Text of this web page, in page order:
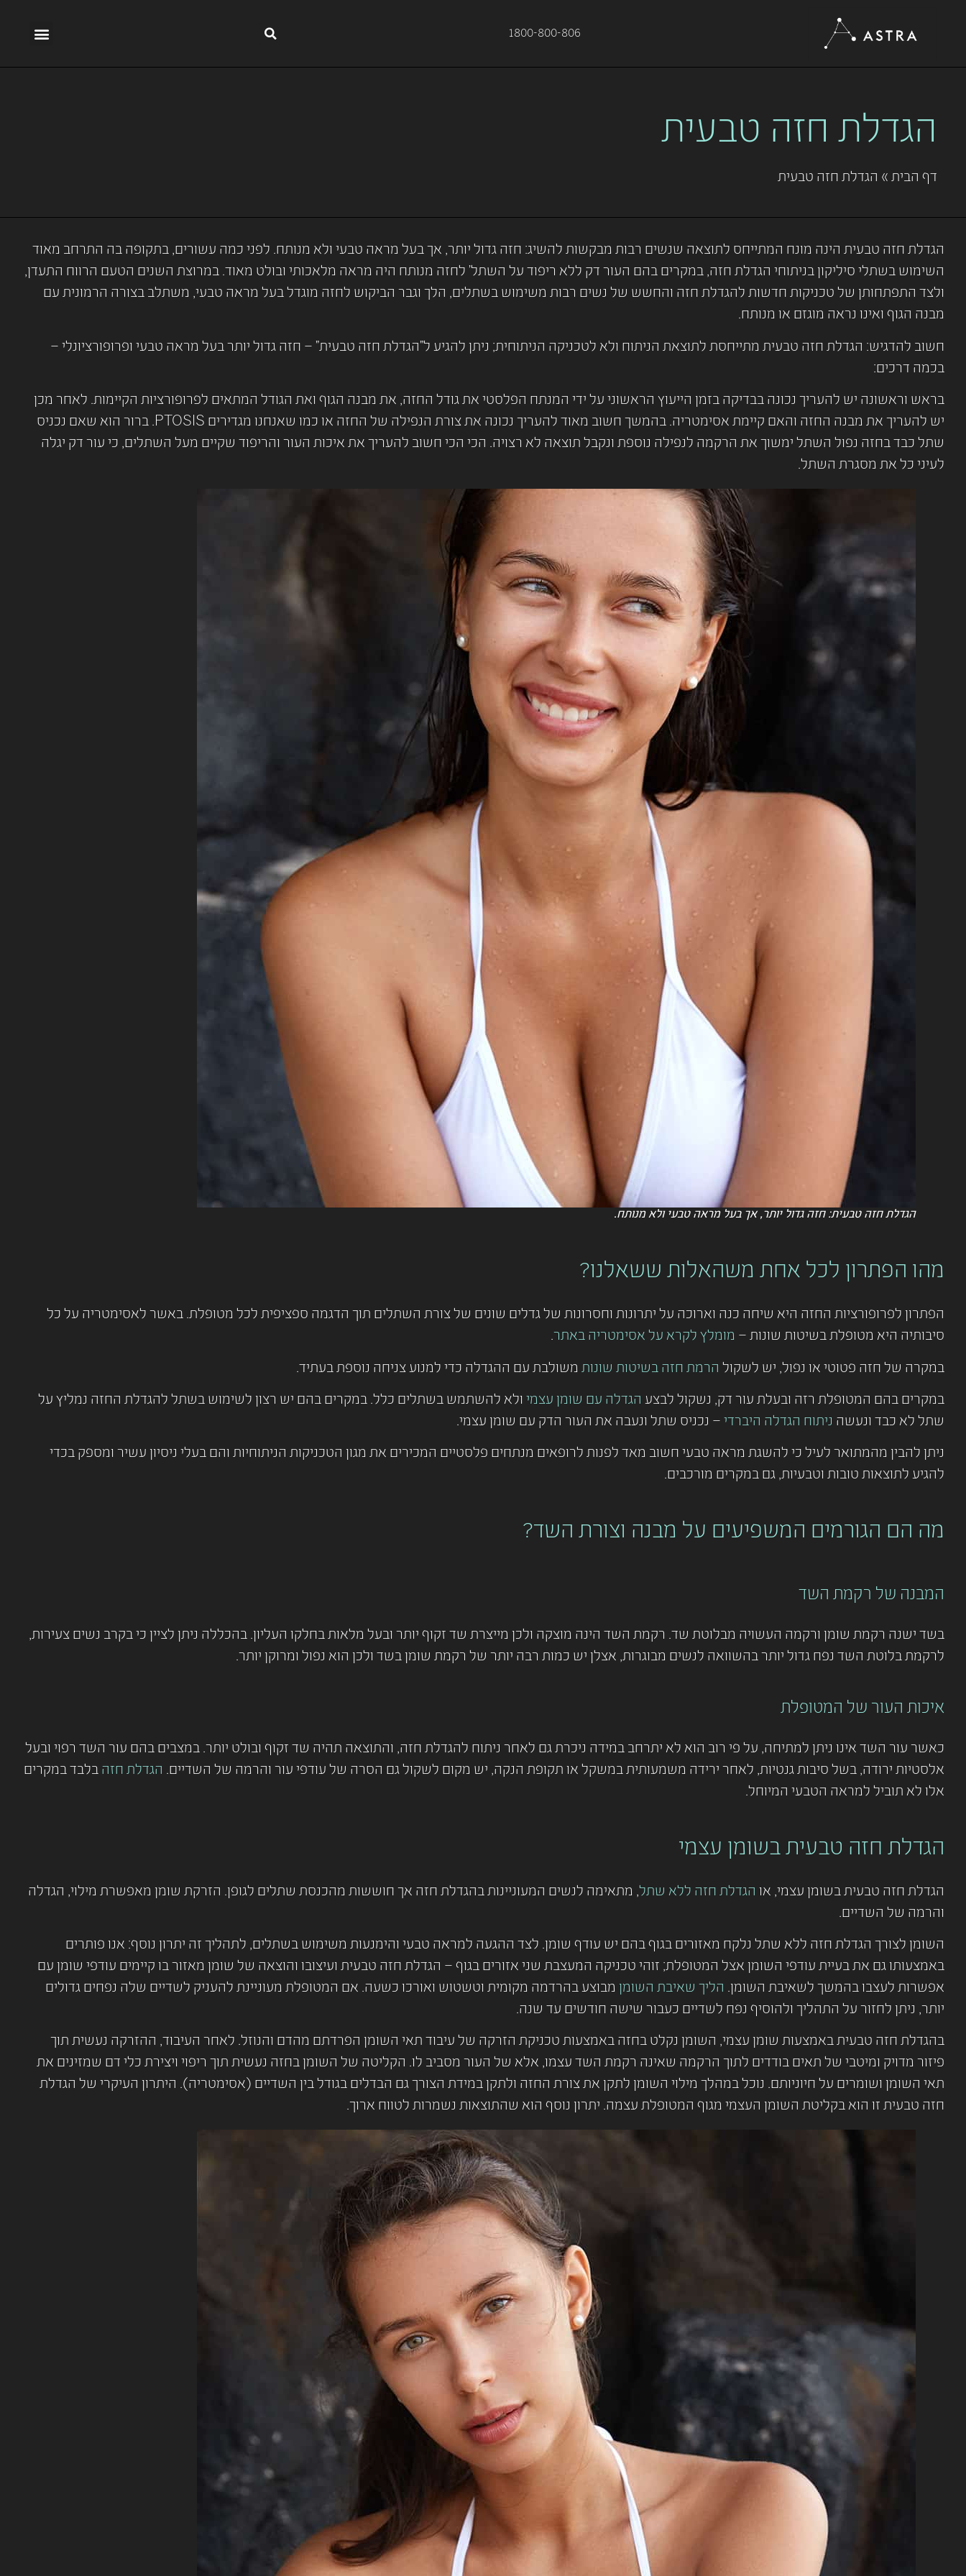
1800-800-806
הגדלת חזה טבעית
דף הבית » הגדלת חזה טבעית
הגדלת חזה טבעית הינה מונח המתייחס לתוצאה שנשים רבות מבקשות להשיג: חזה גדול יותר, אך בעל מראה טבעי ולא מנותח. לפני כמה עשורים, בתקופה בה התרחב מאוד
השימוש בשתלי סיליקון בניתוחי הגדלת חזה, במקרים בהם העור דק ללא ריפוד על השתל' לחזה מנותח היה מראה מלאכותי ובולט מאוד. במרוצת השנים הטעם הרווח התעדן,
ולצד התפתחותן של טכניקות חדשות להגדלת חזה והחשש של נשים רבות משימוש בשתלים, הלך וגבר הביקוש לחזה מוגדל בעל מראה טבעי, משתלב בצורה הרמונית עם
מבנה הגוף ואינו נראה מוגזם או מנותח.
חשוב להדגיש: הגדלת חזה טבעית מתייחסת לתוצאת הניתוח ולא לטכניקה הניתוחית; ניתן להגיע ל"הגדלת חזה טבעית" – חזה גדול יותר בעל מראה טבעי ופרופורציונלי –
בכמה דרכים:
בראש וראשונה יש להעריך נכונה בבדיקה בזמן הייעוץ הראשוני על ידי המנתח הפלסטי את גודל החזה, את מבנה הגוף ואת הגודל המתאים לפרופורציות הקיימות. לאחר מכן
יש להעריך את מבנה החזה והאם קיימת אסימטריה. בהמשך חשוב מאוד להעריך נכונה את צורת הנפילה של החזה או כמו שאנחנו מגדירים PTOSIS. ברור הוא שאם נכניס
שתל כבד בחזה נפול השתל ימשוך את הרקמה לנפילה נוספת ונקבל תוצאה לא רצויה. הכי הכי חשוב להעריך את איכות העור והריפוד שקיים מעל השתלים, כי עור דק יגלה
לעיני כל את מסגרת השתל.
הגדלת חזה טבעית: חזה גדול יותר, אך בעל מראה טבעי ולא מנותח.
מהו הפתרון לכל אחת משהאלות ששאלנו?
הפתרון לפרופורציות החזה היא שיחה כנה וארוכה על יתרונות וחסרונות של גדלים שונים של צורת השתלים תוך הדגמה ספציפית לכל מטופלת. באשר לאסימטריה על כל
סיבותיה היא מטופלת בשיטות שונות – מומלץ לקרא על אסימטריה באתר.
במקרה של חזה פטוטי או נפול, יש לשקול הרמת חזה בשיטות שונות משולבת עם ההגדלה כדי למנוע צניחה נוספת בעתיד.
במקרים בהם המטופלת רזה ובעלת עור דק, נשקול לבצע הגדלה עם שומן עצמי ולא להשתמש בשתלים כלל. במקרים בהם יש רצון לשימוש בשתל להגדלת החזה נמליץ על
שתל לא כבד ונעשה ניתוח הגדלה היברדי – נכניס שתל ונעבה את העור הדק עם שומן עצמי.
ניתן להבין מהמתואר לעיל כי להשגת מראה טבעי חשוב מאד לפנות לרופאים מנתחים פלסטיים המכירים את מגון הטכניקות הניתוחיות והם בעלי ניסיון עשיר ומספק בכדי
להגיע לתוצאות טובות וטבעיות, גם במקרים מורכבים.
מה הם הגורמים המשפיעים על מבנה וצורת השד?
המבנה של רקמת השד
בשד ישנה רקמת שומן ורקמה העשויה מבלוטת שד. רקמת השד הינה מוצקה ולכן מייצרת שד זקוף יותר ובעל מלאות בחלקו העליון. בהכללה ניתן לציין כי בקרב נשים צעירות,
לרקמת בלוטת השד נפח גדול יותר בהשוואה לנשים מבוגרות, אצלן יש כמות רבה יותר של רקמת שומן בשד ולכן הוא נפול ומרוקן יותר.
איכות העור של המטופלת
כאשר עור השד אינו ניתן למתיחה, על פי רוב הוא לא יתרחב במידה ניכרת גם לאחר ניתוח להגדלת חזה, והתוצאה תהיה שד זקוף ובולט יותר. במצבים בהם עור השד רפוי ובעל
אלסטיות ירודה, בשל סיבות גנטיות, לאחר ירידה משמעותית במשקל או תקופת הנקה, יש מקום לשקול גם הסרה של עודפי עור והרמה של השדיים. הגדלת חזה בלבד במקרים
אלו לא תוביל למראה הטבעי המיוחל.
הגדלת חזה טבעית בשומן עצמי
הגדלת חזה טבעית בשומן עצמי, או הגדלת חזה ללא שתל, מתאימה לנשים המעוניינות בהגדלת חזה אך חוששות מהכנסת שתלים לגופן. הזרקת שומן מאפשרת מילוי, הגדלה
והרמה של השדיים.
השומן לצורך הגדלת חזה ללא שתל נלקח מאזורים בגוף בהם יש עודף שומן. לצד ההגעה למראה טבעי והימנעות משימוש בשתלים, לתהליך זה יתרון נוסף: אנו פותרים
באמצעותו גם את בעיית עודפי השומן אצל המטופלת; זוהי טכניקה המעצבת שני אזורים בגוף – הגדלת חזה טבעית ועיצובו והוצאה של שומן מאזור בו קיימים עודפי שומן עם
אפשרות לעצבו בהמשך לשאיבת השומן. הליך שאיבת השומן מבוצע בהרדמה מקומית וטשטוש ואורכו כשעה. אם המטופלת מעוניינת להעניק לשדיים שלה נפחים גדולים
יותר, ניתן לחזור על התהליך ולהוסיף נפח לשדיים כעבור שישה חודשים עד שנה.
בהגדלת חזה טבעית באמצעות שומן עצמי, השומן נקלט בחזה באמצעות טכניקת הזרקה של עיבוד תאי השומן הפרדתם מהדם והנוזל. לאחר העיבוד, ההזרקה נעשית תוך
פיזור מדויק ומיטבי של תאים בודדים לתוך הרקמה שאינה רקמת השד עצמו, אלא של העור מסביב לו. הקליטה של השומן בחזה נעשית תוך ריפוי ויצירת כלי דם שמזינים את
תאי השומן ושומרים על חיוניותם. נוכל במהלך מילוי השומן לתקן את צורת החזה ולתקן במידת הצורך גם הבדלים בגודל בין השדיים (אסימטריה). היתרון העיקרי של הגדלת
חזה טבעית זו הוא בקליטת השומן העצמי מגוף המטופלת עצמה. יתרון נוסף הוא שהתוצאות נשמרות לטווח ארוך.